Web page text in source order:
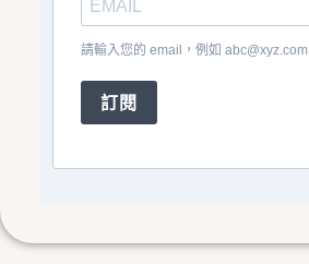
請輸入您的 email，例如 abc@xyz.com
訂閱